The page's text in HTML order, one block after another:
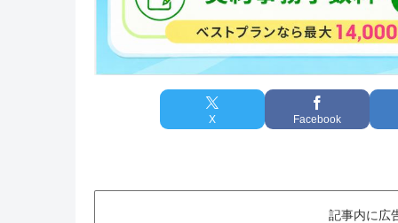
X Facebook
記事内に広